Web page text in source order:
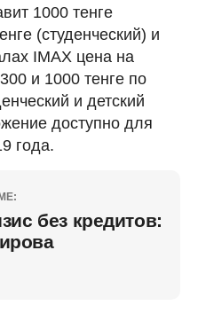
1000 тенге
(студенческий) и
IMAX цена на
и 1000 тенге по
и детский
доступно для
года.
без кредитов: